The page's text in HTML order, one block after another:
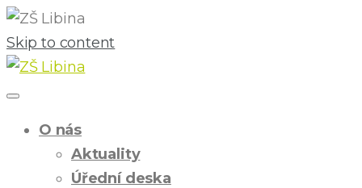
Skip to content
O nás
Aktuality
Úřední deska